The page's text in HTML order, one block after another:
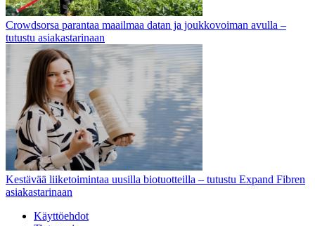
Crowdsorsa parantaa maailmaa datan ja joukkovoiman avulla –
tutustu asiakastarinaan
Kestävää liiketoimintaa uusilla biotuotteilla – tutustu Expand Fibren
asiakastarinaan
Käyttöehdot